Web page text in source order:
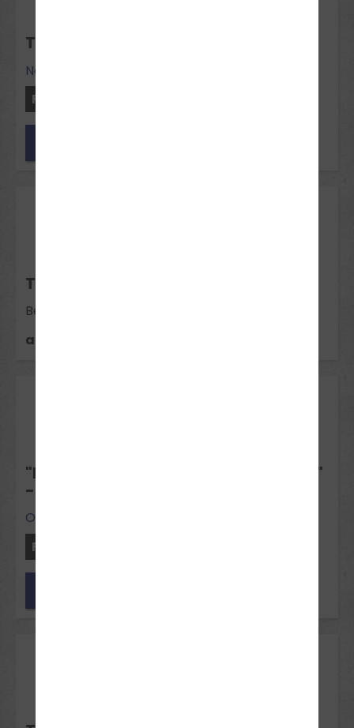
THEORIE-INTENSIVKURS NEUBECKUM
Neubeckum
Freie Plätze: 11
THEORIE-INTENSIVKURS BECKUM
Beckum
ausgebucht
"DER ÜBERGANGSMONAT SEPTEMBER"
- THEORIE-INTENSIVKURS OELDE
Oelde
Freie Plätze: 12